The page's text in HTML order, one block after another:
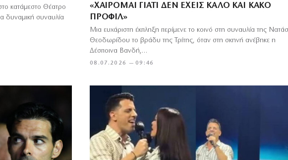
κατάμεστο Θέατρο
δυναμική συναυλία
«ΧΑΊΡΟΜΑΙ ΓΙΑΤΊ ΔΕΝ ΈΧΕΙΣ ΚΑΛΌ ΚΑΙ ΚΑΚΌ
ΠΡΟΦΊΛ»
08.07.2026 — 09:46
Μια ευχάριστη έκπληξη περίμενε το κοινό στη συναυλία της
Θεοδωρίδου το βράδυ της Τρίτης, όταν στη σκηνή ανέβηκε η
Δέσποινα Βανδή,…